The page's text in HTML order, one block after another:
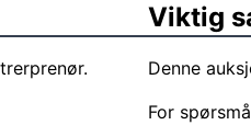
Viktig
Denne
For